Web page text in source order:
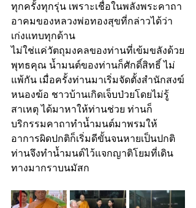
ทุกครั้งทุกรุ่น เพราะเชื่อในพลังพระคาถา
อาคมของหลวงพ่อทองสุขที่กล่าวได้ว่า
เก่งแทบทุกด้าน
ไม่ใช่แค่วัตถุมงคลของท่านที่เข้มขลังด้วย
พุทธคุณ น้ำมนต์ของท่านก็ศักดิ์สิทธิ์ ไม่
แพ้กัน เมื่อครั้งท่านมาเริ่มจัดตั้งสำนักสงฆ์
หนองฆ้อ ชาวบ้านเกิดเจ็บป่วยโดยไม่รู้
สาเหตุ ได้มาหาให้ท่านช่วย ท่านก็
บริกรรมคาถาทำน้ำมนต์มาพรมให้
อาการผิดปกติก็เริ่มดีขั้นจนหายเป็นปกติ
ท่านจึงทำน้ำมนต์ไว้แจกญาติโยมที่เดิน
ทางมากราบนมัสก